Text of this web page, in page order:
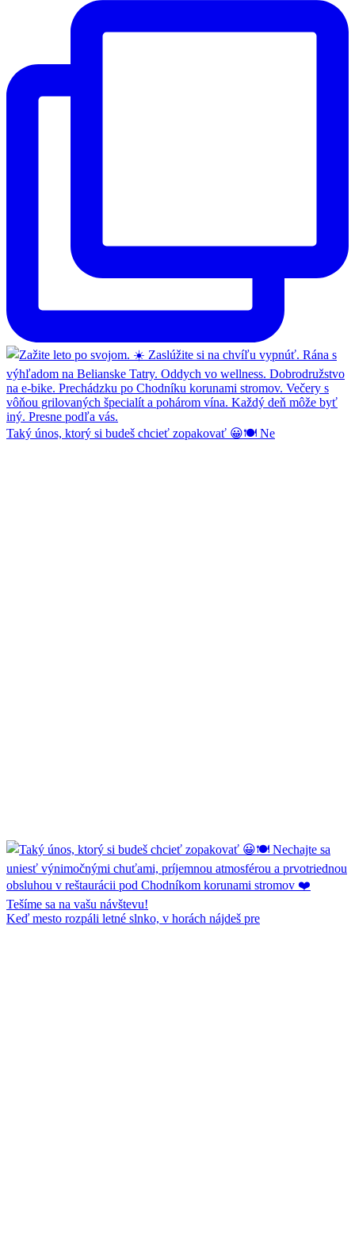
Taký únos, ktorý si budeš chcieť zopakovať 😀🍽️ Ne
Keď mesto rozpáli letné slnko, v horách nájdeš pre